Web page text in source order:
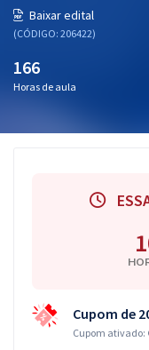
Atendimento
Baixar edital
(CÓDIGO: 206422)
166
Horas de aula
Cupom de
Cupom ativado: